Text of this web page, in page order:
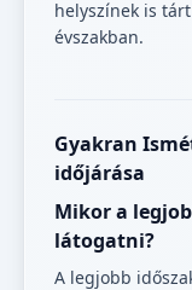
helyszínek is
évszakban.
Gyakran
időjárása
Mikor a
látogatni?
A legjobb